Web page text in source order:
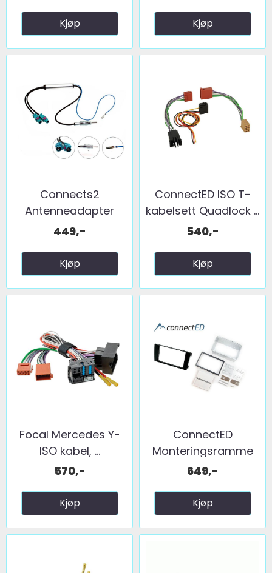
Kjøp Kjøp
Connects2
Antenneadapter
(FM) 2 x fakra ...
449,-
Kjøp
ConnectED ISO T-
kabelsett Quadlock ...
540,-
Kjøp
Focal Mercedes Y-
ISO kabel, ...
570,-
Kjøp
ConnectED
Monteringsramme
2-DIN Audi A6 ...
649,-
Kjøp